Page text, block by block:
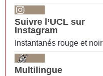
Suivre l’UCL sur
Instagram
Instantanés rouge et noir
Multilingue